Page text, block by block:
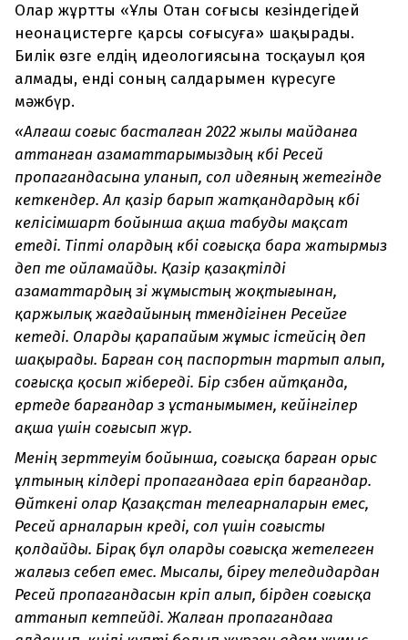
Олар жұртты «Ұлы Отан соғысы кезіндегідей
неонацистерге қарсы соғысуға» шақырады.
Билік өзге елдің идеологиясына тосқауыл қоя
алмады, енді соның салдарымен күресуге
мәжбүр.
«Алғаш соғыс басталған 2022 жылы майданға
аттанған азаматтарымыздың көбі Ресей
пропагандасына уланып, сол идеяның жетегінде
кеткендер. Ал қазір барып жатқандардың көбі
келісімшарт бойынша ақша табуды мақсат
етеді. Тіпті олардың көбі соғысқа бара жатырмыз
деп те ойламайды. Қазір қазақтілді
азаматтардың өзі жұмыстың жоқтығынан,
қаржылық жағдайының төмендігінен Ресейге
кетеді. Оларды қарапайым жұмыс істейсің деп
шақырады. Барған соң паспортын тартып алып,
соғысқа қосып жібереді. Бір сөзбен айтқанда,
ертеде барғандар өз ұстанымымен, кейінгілер
ақша үшін соғысып жүр.
Менің зерттеуім бойынша, соғысқа барған орыс
ұлтының өкілдері пропагандаға еріп барғандар.
Өйткені олар Қазақстан телеарналарын емес,
Ресей арналарын көреді, сол үшін соғысты
қолдайды. Бірақ бұл оларды соғысқа жетелеген
жалғыз себеп емес. Мысалы, біреу теледидардан
Ресей пропагандасын көріп алып, бірден соғысқа
аттанып кетпейді. Жалған пропагандаға